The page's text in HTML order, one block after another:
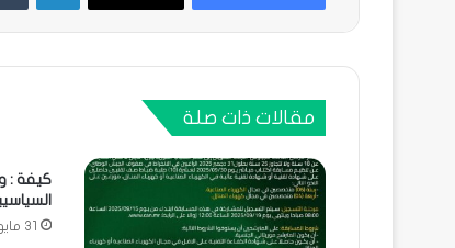
مقالات ذات صلة
كيفة :
31 مايو، 2021